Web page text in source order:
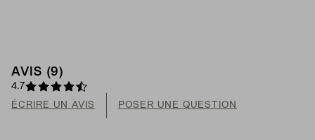
AVIS (9)
4.7
ÉCRIRE UN AVIS POSER UNE QUESTION